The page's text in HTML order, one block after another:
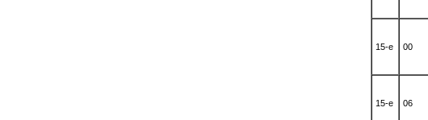
15-е 00
15-е 06